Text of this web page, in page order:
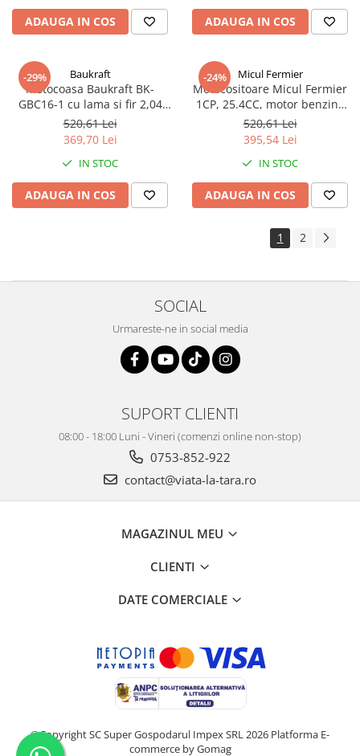
ADAUGA IN COS ADAUGA IN COS
-29% Baukraft
Motocoasa Baukraft BK-
GBC16-1 cu lama si fir 2,04
CP/1.5 kw, 42.7 cm³, 44 cm
lațime tăiere, benzina
520,61 Lei
369,70 Lei
IN STOC
ADAUGA IN COS
-24% Micul Fermier
Motocositoare Micul Fermier
1CP, 25.4CC, motor benzina
2T, pornire rapida, 3 accesorii
520,61 Lei
395,54 Lei
IN STOC
ADAUGA IN COS
1 2
SOCIAL
Urmareste-ne in social media
SUPORT CLIENTI
08:00 - 18:00 Luni - Vineri (comenzi online non-stop)
0753-852-922
contact@viata-la-tara.ro
MAGAZINUL MEU
CLIENTI
DATE COMERCIALE
©Copyright SC Super Gospodarul Impex SRL 2026 Platforma E-
commerce by Gomag